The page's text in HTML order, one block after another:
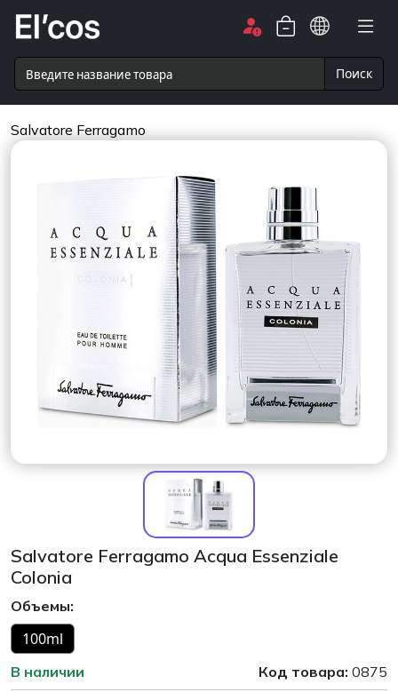
Поиск
Salvatore Ferragamo
Salvatore Ferragamo Acqua Essenziale
Colonia
Объемы:
100ml
В наличии Код товара: 0875